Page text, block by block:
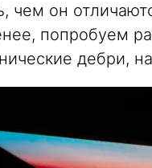
чем он
попробуем
дебри,